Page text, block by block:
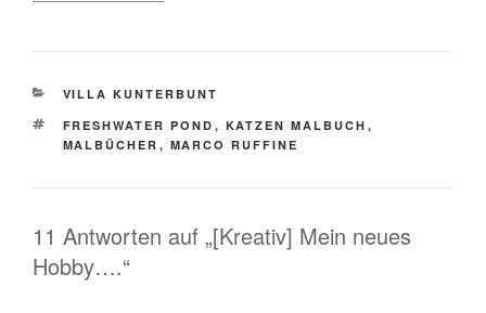
KATEGORIEN
VILLA KUNTERBUNT
SCHLAGWÖRTER
FRESHWATER POND , KATZEN MALBUCH ,
MALBÜCHER , MARCO RUFFINE
11 Antworten auf „[Kreativ] Mein neues
Hobby….“